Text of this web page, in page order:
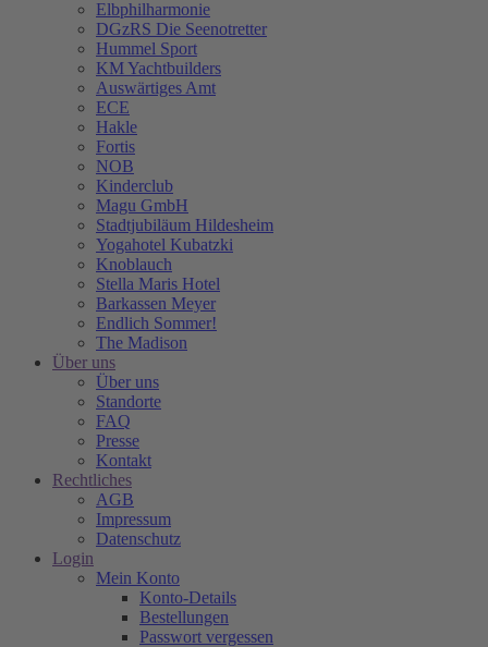
Elbphilharmonie
DGzRS Die Seenotretter
Hummel Sport
KM Yachtbuilders
Auswärtiges Amt
ECE
Hakle
Fortis
NOB
Kinderclub
Magu GmbH
Stadtjubiläum Hildesheim
Yogahotel Kubatzki
Knoblauch
Stella Maris Hotel
Barkassen Meyer
Endlich Sommer!
The Madison
Über uns
Über uns
Standorte
FAQ
Presse
Kontakt
Rechtliches
AGB
Impressum
Datenschutz
Login
Mein Konto
Konto-Details
Bestellungen
Passwort vergessen